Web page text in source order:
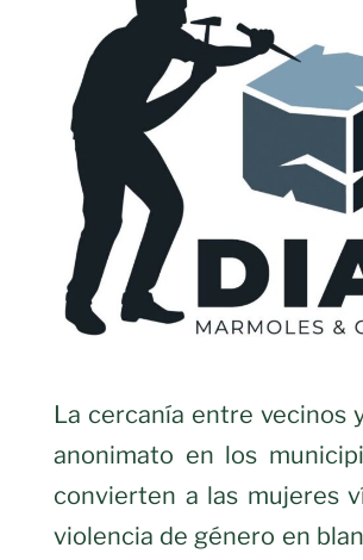
La cercanía entre vecinos
anonimato en los
convierten a las mujeres
violencia de género en